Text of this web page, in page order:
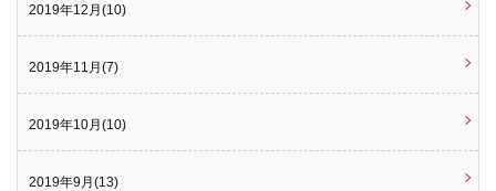
2019年12月(10)
2019年11月(7)
2019年10月(10)
2019年9月(13)